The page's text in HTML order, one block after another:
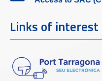
Links of interest